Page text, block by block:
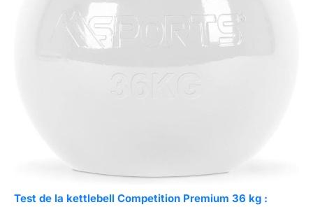
Test de la kettlebell Competition Premium 36 kg :